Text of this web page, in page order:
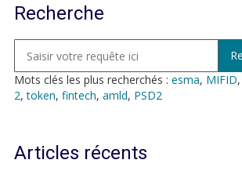
Recherche
Mots clés les plus recherchés : esma, MIFID,
2,token, fintech, amld, PSD2
Articles récents